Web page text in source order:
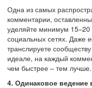
Одна из самых
комментарии,
уделяйте минимум
социальных сетях. Даже
транслируете
идеале, на каждый
чем быстрее – тем лучше.
4. Одинаковое ведение